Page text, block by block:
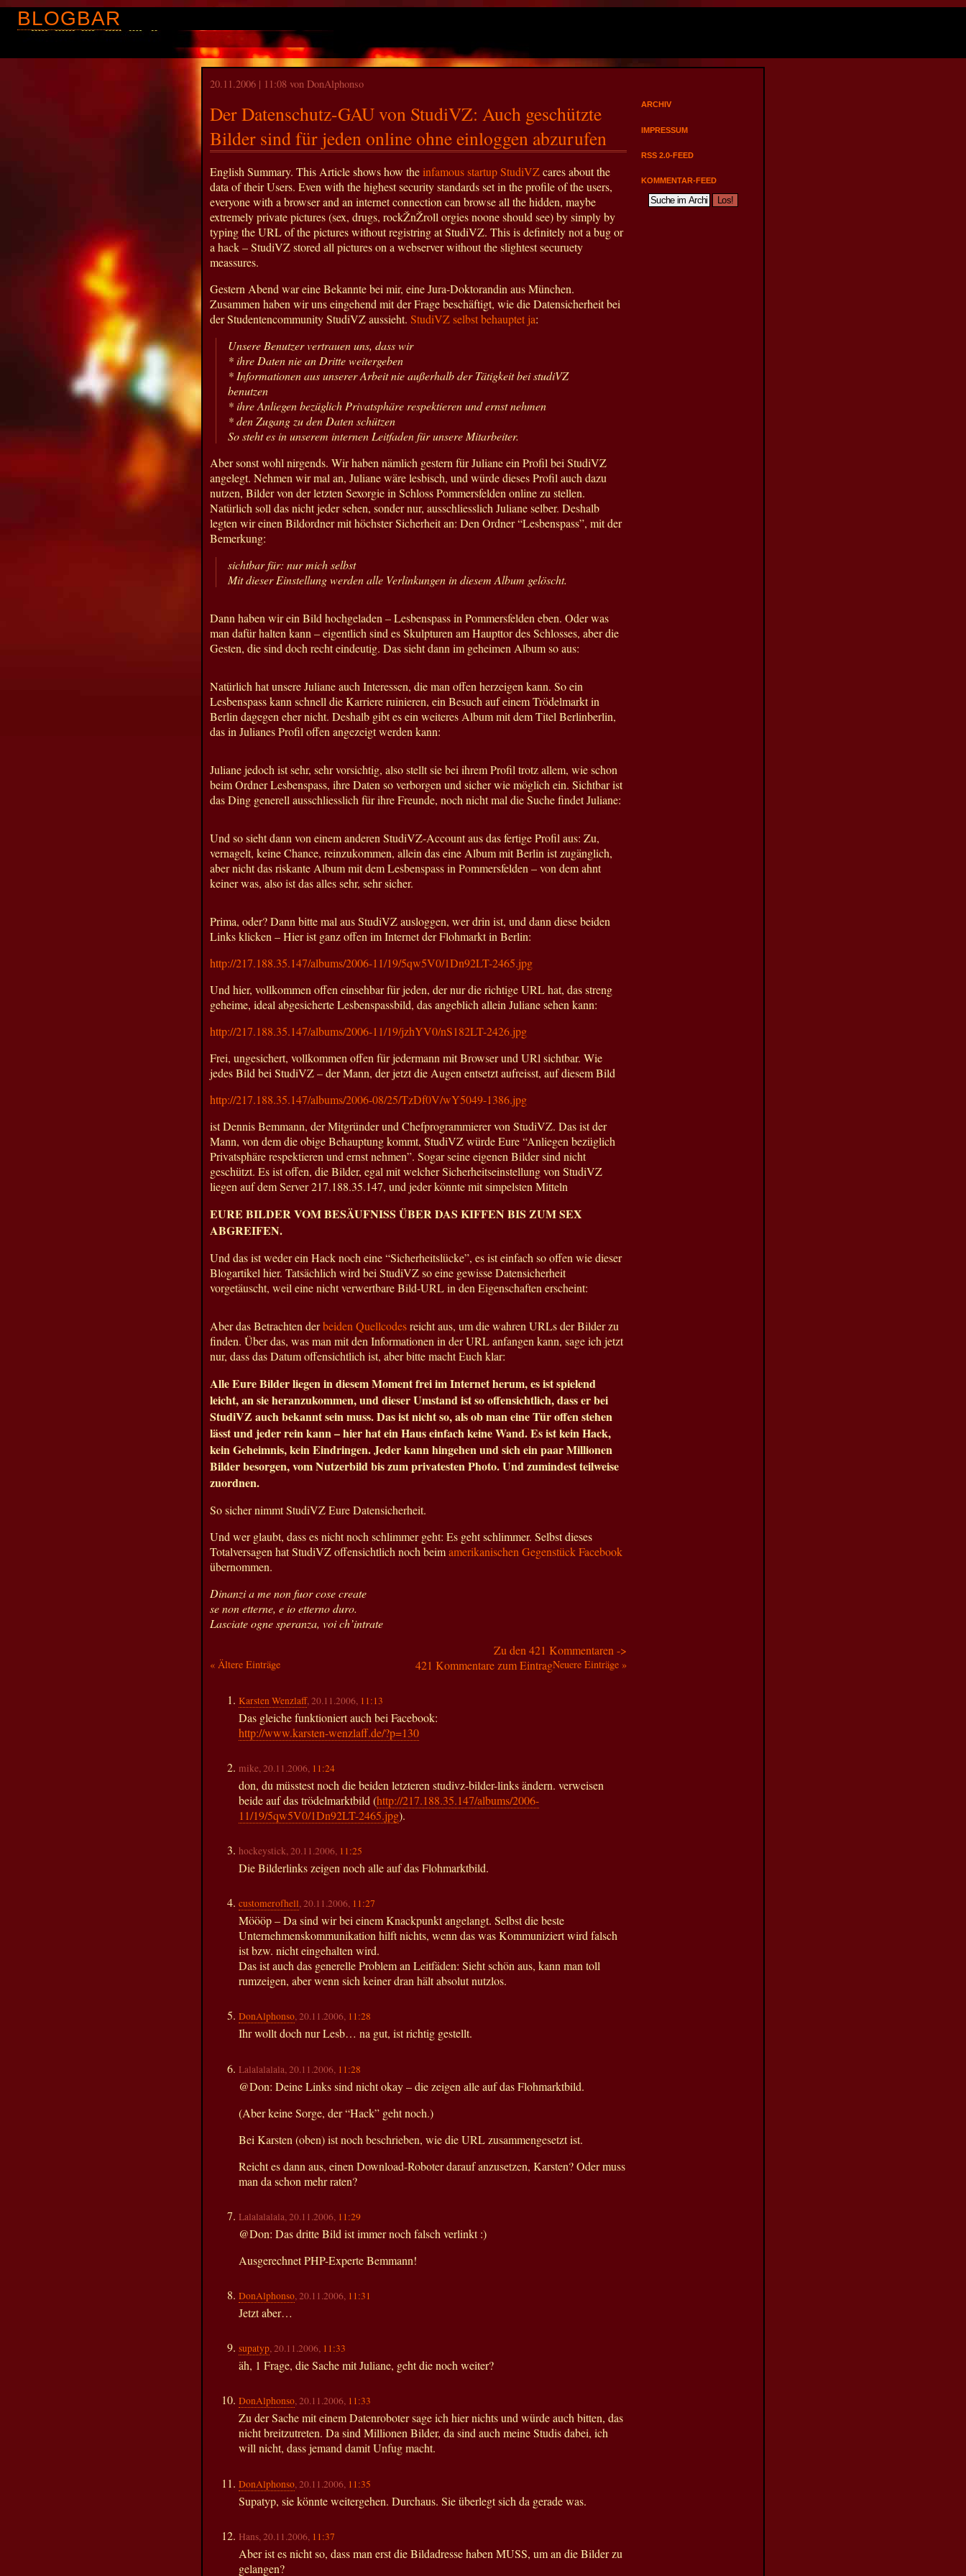
BLOGBAR
20.11.2006 | 11:08 von DonAlphonso
Der Datenschutz-GAU von StudiVZ: Auch geschützte
Bilder sind für jeden online ohne einloggen abzurufen
English Summary. This Article shows how theinfamous startup StudiVZcares about the
data of their Users. Even with the highest security standards set in the profile of the users,
everyone with a browser and an internet connection can browse all the hidden, maybe
extremely private pictures (sex, drugs, rockŽnŽroll orgies noone should see) by simply by
typing the URL of the pictures without registring at StudiVZ. This is definitely not a bug or
a hack – StudiVZ stored all pictures on a webserver without the slightest securuety
meassures.
Gestern Abend war eine Bekannte bei mir, eine Jura-Doktorandin aus München.
Zusammen haben wir uns eingehend mit der Frage beschäftigt, wie die Datensicherheit bei
der Studentencommunity StudiVZ aussieht. StudiVZ selbst behauptet ja:
Unsere Benutzer vertrauen uns, dass wir
* ihre Daten nie an Dritte weitergeben
* Informationen aus unserer Arbeit nie außerhalb der Tätigkeit bei studiVZ
benutzen
* ihre Anliegen bezüglich Privatsphäre respektieren und ernst nehmen
* den Zugang zu den Daten schützen
So steht es in unserem internen Leitfaden für unsere Mitarbeiter.
Aber sonst wohl nirgends. Wir haben nämlich gestern für Juliane ein Profil bei StudiVZ
angelegt. Nehmen wir mal an, Juliane wäre lesbisch, und würde dieses Profil auch dazu
nutzen, Bilder von der letzten Sexorgie in Schloss Pommersfelden online zu stellen.
Natürlich soll das nicht jeder sehen, sonder nur, ausschliesslich Juliane selber. Deshalb
legten wir einen Bildordner mit höchster Sicherheit an: Den Ordner “Lesbenspass”, mit der
Bemerkung:
sichtbar für: nur mich selbst
Mit dieser Einstellung werden alle Verlinkungen in diesem Album gelöscht.
Dann haben wir ein Bild hochgeladen – Lesbenspass in Pommersfelden eben. Oder was
man dafür halten kann – eigentlich sind es Skulpturen am Haupttor des Schlosses, aber die
Gesten, die sind doch recht eindeutig. Das sieht dann im geheimen Album so aus:
Natürlich hat unsere Juliane auch Interessen, die man offen herzeigen kann. So ein
Lesbenspass kann schnell die Karriere ruinieren, ein Besuch auf einem Trödelmarkt in
Berlin dagegen eher nicht. Deshalb gibt es ein weiteres Album mit dem Titel Berlinberlin,
das in Julianes Profil offen angezeigt werden kann:
Juliane jedoch ist sehr, sehr vorsichtig, also stellt sie bei ihrem Profil trotz allem, wie schon
beim Ordner Lesbenspass, ihre Daten so verborgen und sicher wie möglich ein. Sichtbar ist
das Ding generell ausschliesslich für ihre Freunde, noch nicht mal die Suche findet Juliane:
Und so sieht dann von einem anderen StudiVZ-Account aus das fertige Profil aus: Zu,
vernagelt, keine Chance, reinzukommen, allein das eine Album mit Berlin ist zugänglich,
aber nicht das riskante Album mit dem Lesbenspass in Pommersfelden – von dem ahnt
keiner was, also ist das alles sehr, sehr sicher.
Prima, oder? Dann bitte mal aus StudiVZ ausloggen, wer drin ist, und dann diese beiden
Links klicken – Hier ist ganz offen im Internet der Flohmarkt in Berlin:
http://217.188.35.147/albums/2006-11/19/5qw5V0/1Dn92LT-2465.jpg
Und hier, vollkommen offen einsehbar für jeden, der nur die richtige URL hat, das streng
geheime, ideal abgesicherte Lesbenspassbild, das angeblich allein Juliane sehen kann:
http://217.188.35.147/albums/2006-11/19/jzhYV0/nS182LT-2426.jpg
Frei, ungesichert, vollkommen offen für jedermann mit Browser und URl sichtbar. Wie
jedes Bild bei StudiVZ – der Mann, der jetzt die Augen entsetzt aufreisst, auf diesem Bild
http://217.188.35.147/albums/2006-08/25/TzDf0V/wY5049-1386.jpg
ist Dennis Bemmann, der Mitgründer und Chefprogrammierer von StudiVZ. Das ist der
Mann, von dem die obige Behauptung kommt, StudiVZ würde Eure “Anliegen bezüglich
Privatsphäre respektieren und ernst nehmen”. Sogar seine eigenen Bilder sind nicht
geschützt. Es ist offen, die Bilder, egal mit welcher Sicherheitseinstellung von StudiVZ
liegen auf dem Server 217.188.35.147, und jeder könnte mit simpelsten Mitteln
EURE BILDER VOM BESÄUFNISS ÜBER DAS KIFFEN BIS ZUM SEX
ABGREIFEN.
Und das ist weder ein Hack noch eine “Sicherheitslücke”, es ist einfach so offen wie dieser
Blogartikel hier. Tatsächlich wird bei StudiVZ so eine gewisse Datensicherheit
vorgetäuscht, weil eine nicht verwertbare Bild-URL in den Eigenschaften erscheint:
Aber das Betrachten derbeiden Quellcodesreicht aus, um die wahren URLs der Bilder zu
finden. Über das, was man mit den Informationen in der URL anfangen kann, sage ich jetzt
nur, dass das Datum offensichtlich ist, aber bitte macht Euch klar:
Alle Eure Bilder liegen in diesem Moment frei im Internet herum, es ist spielend
leicht, an sie heranzukommen, und dieser Umstand ist so offensichtlich, dass er bei
StudiVZ auch bekannt sein muss. Das ist nicht so, als ob man eine Tür offen stehen
lässt und jeder rein kann – hier hat ein Haus einfach keine Wand. Es ist kein Hack,
kein Geheimnis, kein Eindringen. Jeder kann hingehen und sich ein paar Millionen
Bilder besorgen, vom Nutzerbild bis zum privatesten Photo. Und zumindest teilweise
zuordnen.
So sicher nimmt StudiVZ Eure Datensicherheit.
Und wer glaubt, dass es nicht noch schlimmer geht: Es geht schlimmer. Selbst dieses
Totalversagen hat StudiVZ offensichtlich noch beimamerikanischen Gegenstück Facebook
übernommen.
Dinanzi a me non fuor cose create
se non etterne, e io etterno duro.
Lasciate ogne speranza, voi ch’intrate
Zu den 421 Kommentaren ->
« Ältere Einträge Neuere Einträge »
421 Kommentare zum Eintrag
Karsten Wenzlaff, 20.11.2006, 11:13
Das gleiche funktioniert auch bei Facebook:
http://www.karsten-wenzlaff.de/?p=130
mike, 20.11.2006, 11:24
don, du müsstest noch die beiden letzteren studivz-bilder-links ändern. verweisen
beide auf das trödelmarktbild (http://217.188.35.147/albums/2006-
11/19/5qw5V0/1Dn92LT-2465.jpg).
hockeystick, 20.11.2006, 11:25
Die Bilderlinks zeigen noch alle auf das Flohmarktbild.
customerofhell, 20.11.2006, 11:27
Möööp – Da sind wir bei einem Knackpunkt angelangt. Selbst die beste
Unternehmenskommunikation hilft nichts, wenn das was Kommuniziert wird falsch
ist bzw. nicht eingehalten wird.
Das ist auch das generelle Problem an Leitfäden: Sieht schön aus, kann man toll
rumzeigen, aber wenn sich keiner dran hält absolut nutzlos.
DonAlphonso, 20.11.2006, 11:28
Ihr wollt doch nur Lesb… na gut, ist richtig gestellt.
Lalalalalala, 20.11.2006, 11:28
@Don: Deine Links sind nicht okay – die zeigen alle auf das Flohmarktbild.
(Aber keine Sorge, der “Hack” geht noch.)
Bei Karsten (oben) ist noch beschrieben, wie die URL zusammengesetzt ist.
Reicht es dann aus, einen Download-Roboter darauf anzusetzen, Karsten? Oder muss
man da schon mehr raten?
Lalalalalala, 20.11.2006, 11:29
@Don: Das dritte Bild ist immer noch falsch verlinkt :)
Ausgerechnet PHP-Experte Bemmann!
DonAlphonso, 20.11.2006, 11:31
Jetzt aber…
supatyp, 20.11.2006, 11:33
äh, 1 Frage, die Sache mit Juliane, geht die noch weiter?
DonAlphonso, 20.11.2006, 11:33
Zu der Sache mit einem Datenroboter sage ich hier nichts und würde auch bitten, das
nicht breitzutreten. Da sind Millionen Bilder, da sind auch meine Studis dabei, ich
will nicht, dass jemand damit Unfug macht.
DonAlphonso, 20.11.2006, 11:35
Supatyp, sie könnte weitergehen. Durchaus. Sie überlegt sich da gerade was.
Hans, 20.11.2006, 11:37
Aber ist es nicht so, dass man erst die Bildadresse haben MUSS, um an die Bilder zu
gelangen?
ARCHIV
IMPRESSUM
RSS 2.0-FEED
KOMMENTAR-FEED